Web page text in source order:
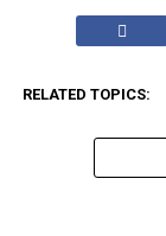
RELATED TOPICS: